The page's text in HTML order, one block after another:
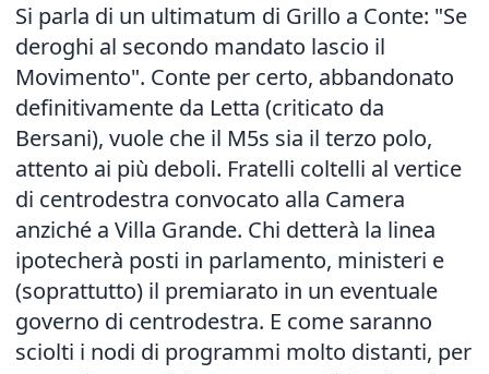
Si parla di un ultimatum di Grillo a Conte: "Se
deroghi al secondo mandato lascio il
Movimento". Conte per certo, abbandonato
definitivamente da Letta (criticato da
Bersani), vuole che il M5s sia il terzo polo,
attento ai più deboli. Fratelli coltelli al vertice
di centrodestra convocato alla Camera
anziché a Villa Grande. Chi detterà la linea
ipotecherà posti in parlamento, ministeri e
(soprattutto) il premiarato in un eventuale
governo di centrodestra. E come saranno
sciolti i nodi di programmi molto distanti, per